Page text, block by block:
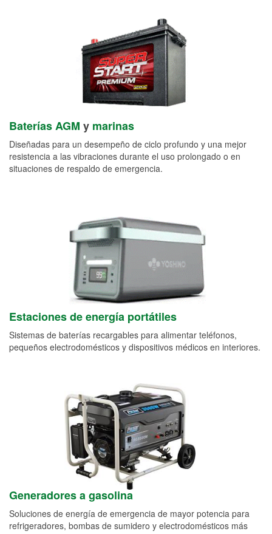
Baterías AGM y marinas
Diseñadas para un desempeño de ciclo profundo y una mejor
resistencia a las vibraciones durante el uso prolongado o en
situaciones de respaldo de emergencia.
Estaciones de energía portátiles
Sistemas de baterías recargables para alimentar teléfonos,
pequeños electrodomésticos y dispositivos médicos en interiores.
Generadores a gasolina
Soluciones de energía de emergencia de mayor potencia para
refrigeradores, bombas de sumidero y electrodomésticos más